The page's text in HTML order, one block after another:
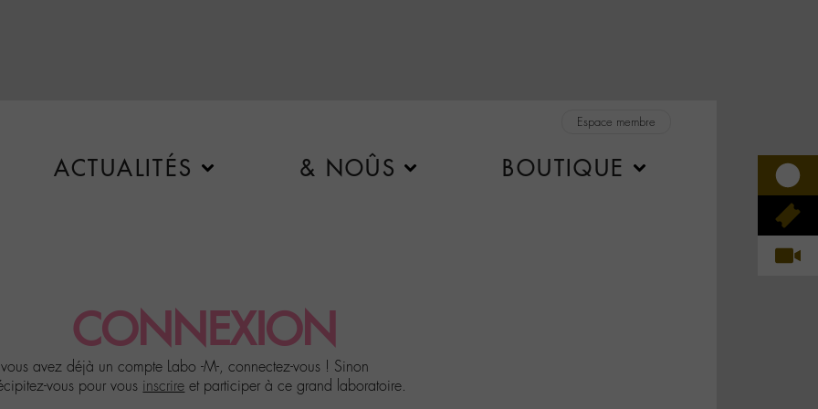
Espace membre
ACTUALITÉS & NOÛS BOUTIQUE
CONNEXION
avez déjà un compte Labo -M-, connectez-vous ! Sinon
vous pour vous inscrire et participer à ce grand laboratoire.